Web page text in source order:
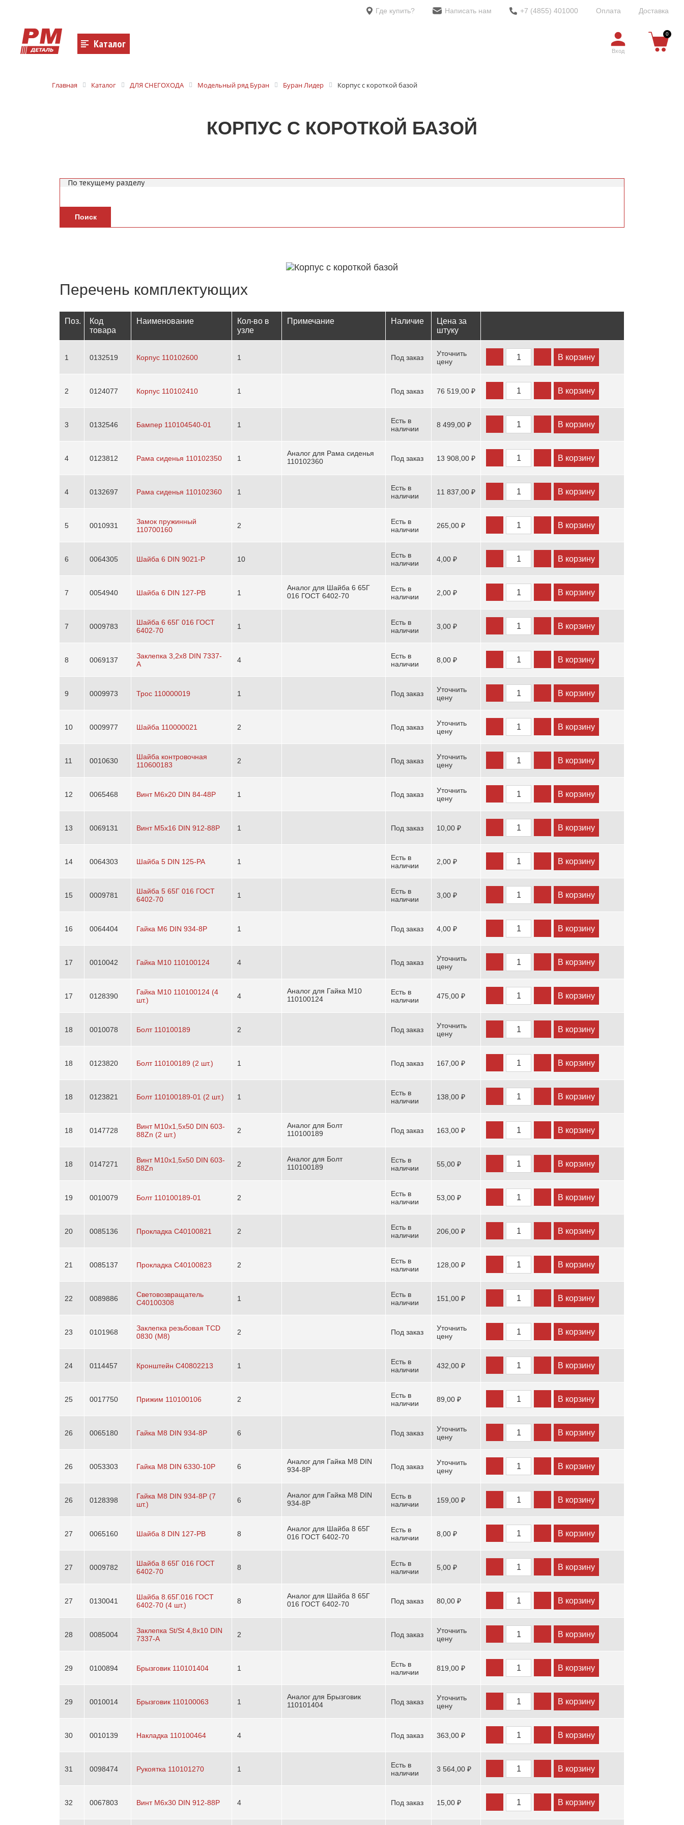
Где купить? Написать нам +7 (4855) 401000 Оплата Доставка
Каталог
Вход
0
Главная Каталог ДЛЯ СНЕГОХОДА Модельный ряд Буран Буран Лидер Корпус с короткой базой
КОРПУС С КОРОТКОЙ БАЗОЙ
Поиск
Перечень комплектующих
Поз.
Код
товара
Наименование
Кол-во в
узле
Примечание Наличие
Цена за
штуку
1 0132519 Корпус 110102600 1 Под заказ
Уточнить
цену
В корзину
2 0124077 Корпус 110102410 1 Под заказ 76 519,00 ₽ В корзину
3 0132546 Бампер 110104540-01 1
Есть в
наличии
8 499,00 ₽ В корзину
4 0123812 Рама сиденья 110102350 1
Аналог для Рама сиденья
110102360
Под заказ 13 908,00 ₽ В корзину
4 0132697 Рама сиденья 110102360 1
Есть в
наличии
11 837,00 ₽ В корзину
5 0010931
Замок пружинный
110700160
2
Есть в
наличии
265,00 ₽ В корзину
6 0064305 Шайба 6 DIN 9021-P 10
Есть в
наличии
4,00 ₽ В корзину
7 0054940 Шайба 6 DIN 127-РВ 1
Аналог для Шайба 6 65Г
016 ГОСТ 6402-70
Есть в
наличии
2,00 ₽ В корзину
7 0009783
Шайба 6 65Г 016 ГОСТ
6402-70
1
Есть в
наличии
3,00 ₽ В корзину
8 0069137
Заклепка 3,2х8 DIN 7337-
A
4
Есть в
наличии
8,00 ₽ В корзину
9 0009973 Трос 110000019 1 Под заказ
Уточнить
цену
В корзину
10 0009977 Шайба 110000021 2 Под заказ
Уточнить
цену
В корзину
11 0010630
Шайба контровочная
110600183
2 Под заказ
Уточнить
цену
В корзину
12 0065468 Винт М6х20 DIN 84-48P 1 Под заказ
Уточнить
цену
В корзину
13 0069131 Винт М5х16 DIN 912-88P 1 Под заказ 10,00 ₽ В корзину
14 0064303 Шайба 5 DIN 125-PA 1
Есть в
наличии
2,00 ₽ В корзину
15 0009781
Шайба 5 65Г 016 ГОСТ
6402-70
1
Есть в
наличии
3,00 ₽ В корзину
16 0064404 Гайка М6 DIN 934-8Р 1 Под заказ 4,00 ₽ В корзину
17 0010042 Гайка М10 110100124 4 Под заказ
Уточнить
цену
В корзину
17 0128390
Гайка M10 110100124 (4
шт.)
4
Аналог для Гайка М10
110100124
Есть в
наличии
475,00 ₽ В корзину
18 0010078 Болт 110100189 2 Под заказ
Уточнить
цену
В корзину
18 0123820 Болт 110100189 (2 шт.) 1 Под заказ 167,00 ₽ В корзину
18 0123821 Болт 110100189-01 (2 шт.) 1
Есть в
наличии
138,00 ₽ В корзину
18 0147728
Винт М10х1,5х50 DIN 603-
88Zn (2 шт.)
2
Аналог для Болт
110100189
Под заказ 163,00 ₽ В корзину
18 0147271
Винт М10х1,5х50 DIN 603-
88Zn
2
Аналог для Болт
110100189
Есть в
наличии
55,00 ₽ В корзину
19 0010079 Болт 110100189-01 2
Есть в
наличии
53,00 ₽ В корзину
20 0085136 Прокладка C40100821 2
Есть в
наличии
206,00 ₽ В корзину
21 0085137 Прокладка C40100823 2
Есть в
наличии
128,00 ₽ В корзину
22 0089886
Световозвращатель
C40100308
1
Есть в
наличии
151,00 ₽ В корзину
23 0101968
Заклепка резьбовая TCD
0830 (М8)
2 Под заказ
Уточнить
цену
В корзину
24 0114457 Кронштейн C40802213 1
Есть в
наличии
432,00 ₽ В корзину
25 0017750 Прижим 110100106 2
Есть в
наличии
89,00 ₽ В корзину
26 0065180 Гайка М8 DIN 934-8P 6 Под заказ
Уточнить
цену
В корзину
26 0053303 Гайка М8 DIN 6330-10Р 6
Аналог для Гайка М8 DIN
934-8P
Под заказ
Уточнить
цену
В корзину
26 0128398
Гайка M8 DIN 934-8P (7
шт.)
6
Аналог для Гайка М8 DIN
934-8P
Есть в
наличии
159,00 ₽ В корзину
27 0065160 Шайба 8 DIN 127-PB 8
Аналог для Шайба 8 65Г
016 ГОСТ 6402-70
Есть в
наличии
8,00 ₽ В корзину
27 0009782
Шайба 8 65Г 016 ГОСТ
6402-70
8
Есть в
наличии
5,00 ₽ В корзину
27 0130041
Шайба 8.65Г.016 ГОСТ
6402-70 (4 шт.)
8
Аналог для Шайба 8 65Г
016 ГОСТ 6402-70
Под заказ 80,00 ₽ В корзину
28 0085004
Заклепка St/St 4,8х10 DIN
7337-A
2 Под заказ
Уточнить
цену
В корзину
29 0100894 Брызговик 110101404 1
Есть в
наличии
819,00 ₽ В корзину
29 0010014 Брызговик 110100063 1
Аналог для Брызговик
110101404
Под заказ
Уточнить
цену
В корзину
30 0010139 Накладка 110100464 4 Под заказ 363,00 ₽ В корзину
31 0098474 Рукоятка 110101270 1
Есть в
наличии
3 564,00 ₽ В корзину
32 0067803 Винт М6х30 DIN 912-88P 4 Под заказ 15,00 ₽ В корзину